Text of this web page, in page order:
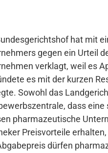
hat mit
gegen ein Urteil
verklagt, weil es
es mit der kurzen
Sowohl das
dass
pharmazeutische
Preisvorteile
dürfen